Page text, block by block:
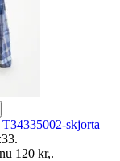
skjorta
.
120 kr,.